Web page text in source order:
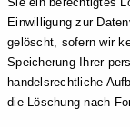
Einwilligung zur
gelöscht, sofern wir
Speicherung Ihrer
handelsrechtliche
die Löschung nach